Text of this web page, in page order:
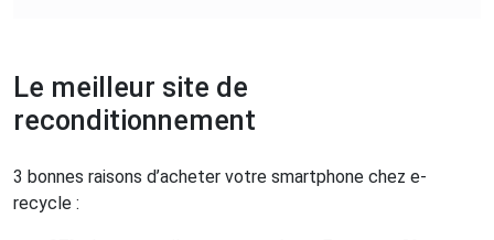
Le meilleur site de
reconditionnement
3 bonnes raisons d’acheter votre smartphone chez e-
recycle :